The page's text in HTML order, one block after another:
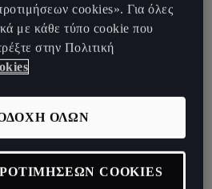
από τη Βαρκελώνη.
του κόσμου των αυτοκινήτων. Με
Βραβείο Σχεδιασμού, στο
Βαρκελώνη ανοίξαμε έναν νέο, ειδικό
έχει να προσφέρει ο
σχεδιασμός. Ένα μοναδικό σημείο
και επισκέπτες από όλο τον κόσμο
cookies». Για όλες
με κάθε τύπο cookie που
στην Πολιτική
ΟΛΩΝ
COOKIES